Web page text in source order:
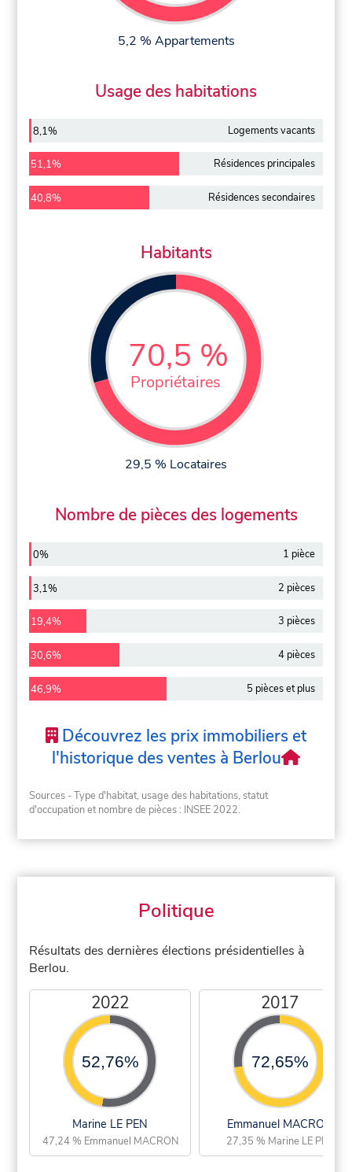
5,2 % Appartements
Usage des habitations
8,1% Logements vacants
51,1% Résidences principales
40,8% Résidences secondaires
Habitants
70,5 %
Propriétaires
29,5 % Locataires
Nombre de pièces des logements
0% 1 pièce
3,1% 2 pièces
19,4% 3 pièces
30,6% 4 pièces
46,9% 5 pièces et plus
Découvrez les prix immobiliers et
l'historique des ventes à Berlou
Sources - Type d'habitat, usage des habitations, statut
d'occupation et nombre de pièces : INSEE 2022.
Politique
Résultats des dernières élections présidentielles à
Berlou.
2022
52,76%
Marine LE PEN
47,24 % Emmanuel MACRON
2017
72,65%
Emmanuel MACRON
27,35 % Marine LE PEN